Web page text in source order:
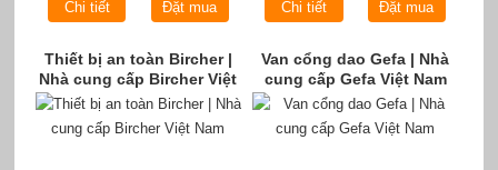
Chi tiết Đặt mua Chi tiết Đặt mua
Thiết bị an toàn Bircher |
Nhà cung cấp Bircher Việt
Nam
Van cổng dao Gefa | Nhà
cung cấp Gefa Việt Nam